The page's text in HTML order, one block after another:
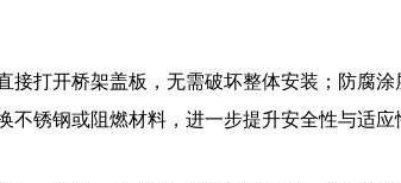
打开桥架盖板，无需破坏整体安装；防腐
锈钢或阻燃材料，进一步提升安全性与适应